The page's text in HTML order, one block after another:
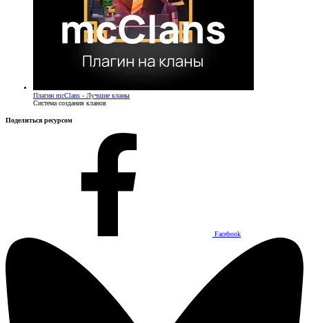
Плагин mcClans - Лучшие кланы
Система создания кланов
Поделиться ресурсом
Facebook